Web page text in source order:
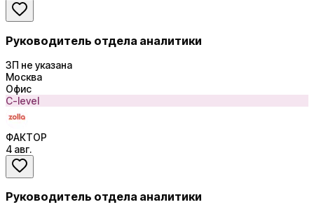
Руководитель отдела аналитики
ЗП не указана
Москва
Офис
C-level
ФАКТОР
4 авг.
Руководитель отдела аналитики